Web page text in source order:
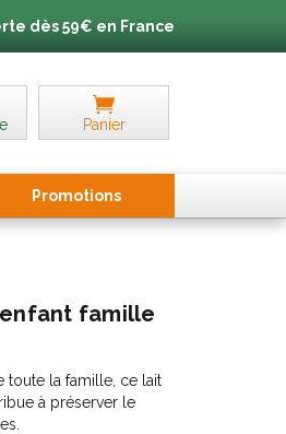
dès 59€ en France
Panier
Promotions
famille
toute la famille, ce lait
à préserver le